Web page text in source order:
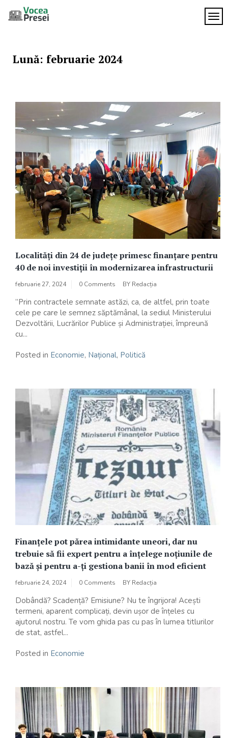
Lună: februarie 2024
Localități din 24 de județe primesc finanțare pentru
40 de noi investiții în modernizarea infrastructurii
februarie 27, 2024 0 Comments BY Redacția
”Prin contractele semnate astăzi, ca, de altfel, prin toate
cele pe care le semnez săptămânal, la sediul Ministerului
Dezvoltării, Lucrărilor Publice și Administrației, împreună
cu...
Posted in Economie, Național, Politică
Finanțele pot părea intimidante uneori, dar nu
trebuie să fii expert pentru a înțelege noțiunile de
bază și pentru a-ți gestiona banii în mod eficient
februarie 24, 2024 0 Comments BY Redacția
Dobândă? Scadență? Emisiune? Nu te îngrijora! Acești
termeni, aparent complicați, devin ușor de înțeles cu
ajutorul nostru. Te vom ghida pas cu pas în lumea titlurilor
de stat, astfel...
Posted in Economie